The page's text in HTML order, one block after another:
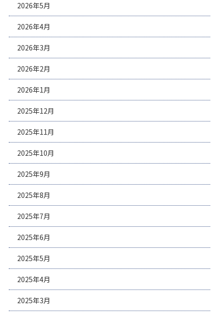
2026年5月
2026年4月
2026年3月
2026年2月
2026年1月
2025年12月
2025年11月
2025年10月
2025年9月
2025年8月
2025年7月
2025年6月
2025年5月
2025年4月
2025年3月